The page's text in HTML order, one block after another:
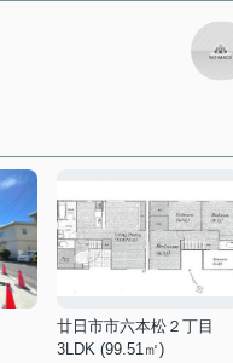
廿日市市六本松２丁目
3LDK (99.51㎡)